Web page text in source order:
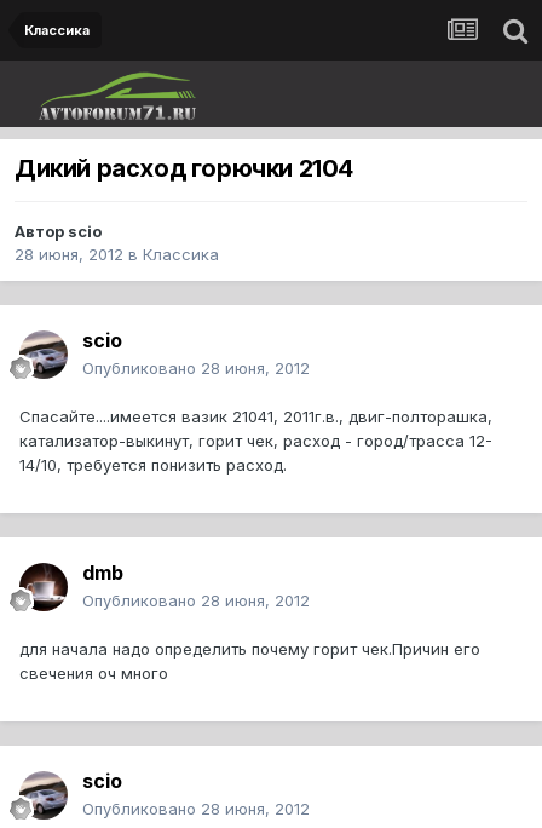
Классика
Дикий расход горючки 2104
Автор scio
28 июня, 2012 в Классика
scio
Опубликовано 28 июня, 2012
Спасайте....имеется вазик 21041, 2011г.в., двиг-полторашка,
катализатор-выкинут, горит чек, расход - город/трасса 12-
14/10, требуется понизить расход.
dmb
Опубликовано 28 июня, 2012
для начала надо определить почему горит чек.Причин его
свечения оч много
scio
Опубликовано 28 июня, 2012